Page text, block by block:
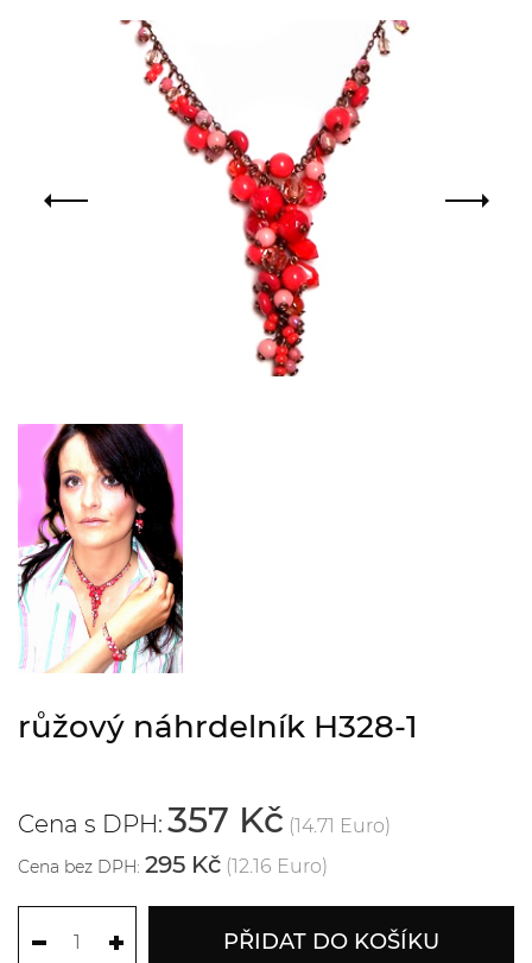
růžový náhrdelník H328-1
Cena s DPH: 357 Kč (14.71 Euro)
Cena bez DPH: 295 Kč (12.16 Euro)
PŘIDAT DO KOŠÍKU